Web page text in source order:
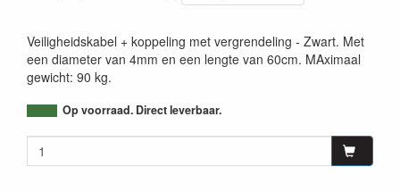
Veiligheidskabel + koppeling met vergrendeling - Zwart. Met
een diameter van 4mm en een lengte van 60cm. MAximaal
gewicht: 90 kg.
Op voorraad. Direct leverbaar.